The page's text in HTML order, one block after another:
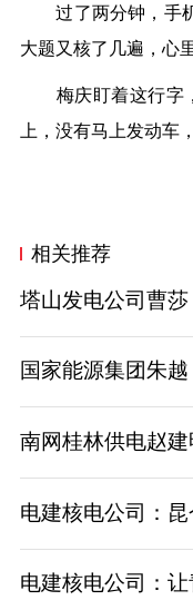
过了两分钟，手机
大题又核了几遍，心
梅庆盯着这行字，
上，没有马上发动车
相关推荐
塔山发电公司曹
国家能源集团朱
南网桂林供电赵
电建核电公司：昆
电建核电公司：让